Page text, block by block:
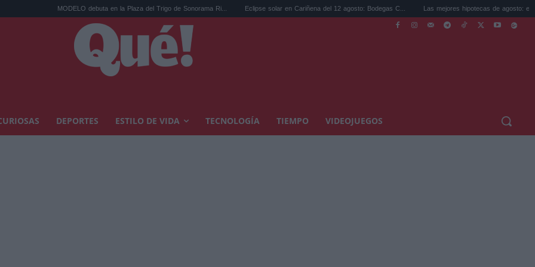
MODELO debuta en la Plaza del Trigo de Sonorama Ri... Eclipse solar en Cariñena del 12 agosto: Bodegas C... Las mejores hipotecas de agosto: el TAE más compet...
DEPORTES ESTILO DE VIDA TECNOLOGÍA TIEMPO VIDEOJUEGOS